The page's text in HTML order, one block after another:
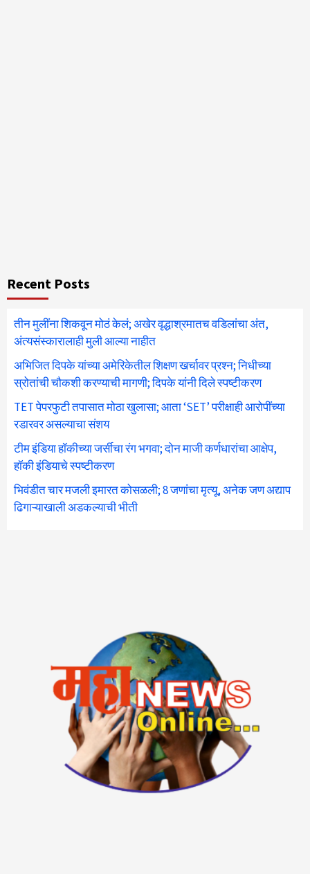
Recent Posts
तीन मुलींना शिकवून मोठं केलं; अखेर वृद्धाश्रमातच वडिलांचा अंत,
अंत्यसंस्कारालाही मुली आल्या नाहीत
अभिजित दिपके यांच्या अमेरिकेतील शिक्षण खर्चावर प्रश्न; निधीच्या
स्रोतांची चौकशी करण्याची मागणी; दिपके यांनी दिले स्पष्टीकरण
TET पेपरफुटी तपासात मोठा खुलासा; आता ‘SET’ परीक्षाही आरोपींच्या
रडारवर असल्याचा संशय
टीम इंडिया हॉकीच्या जर्सीचा रंग भगवा; दोन माजी कर्णधारांचा आक्षेप,
हॉकी इंडियाचे स्पष्टीकरण
भिवंडीत चार मजली इमारत कोसळली; 8 जणांचा मृत्यू, अनेक जण अद्याप
ढिगाऱ्याखाली अडकल्याची भीती